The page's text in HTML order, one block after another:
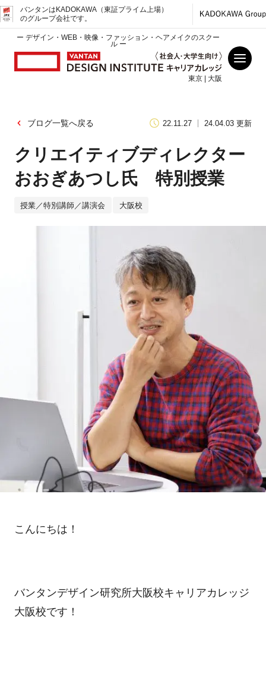
バンタンはKADOKAWA（東証プライム上場）
のグループ会社です。
ー デザイン・WEB・映像・ファッション・ヘアメイクのスクー
ル ー
東京 | 大阪
ブログ一覧へ戻る 22.11.27 24.04.03 更新
クリエイティブディレクター
おおぎあつし氏 特別授業
授業／特別講師／講演会 大阪校
こんにちは！
バンタンデザイン研究所大阪校キャリアカレッジ
大阪校です！